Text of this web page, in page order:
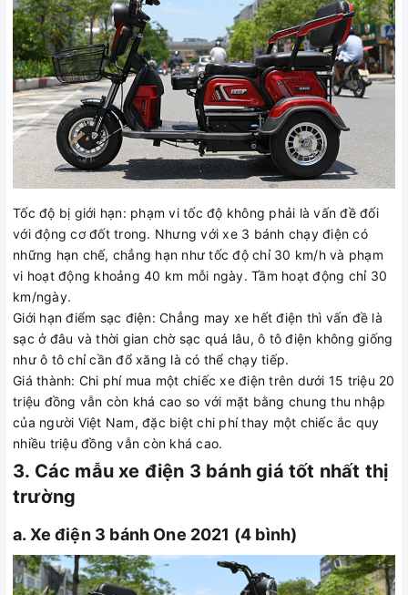
Tốc độ bị giới hạn: phạm vi tốc độ không phải là vấn đề đối
với động cơ đốt trong. Nhưng với xe 3 bánh chạy điện có
những hạn chế, chẳng hạn như tốc độ chỉ 30 km/h và phạm
vi hoạt động khoảng 40 km mỗi ngày. Tầm hoạt động chỉ 30
km/ngày.
Giới hạn điểm sạc điện: Chẳng may xe hết điện thì vấn đề là
sạc ở đâu và thời gian chờ sạc quá lâu, ô tô điện không giống
như ô tô chỉ cần đổ xăng là có thể chạy tiếp.
Giá thành: Chi phí mua một chiếc xe điện trên dưới 15 triệu 20
triệu đồng vẫn còn khá cao so với mặt bằng chung thu nhập
của người Việt Nam, đặc biệt chi phí thay một chiếc ắc quy
nhiều triệu đồng vẫn còn khá cao.
3. Các mẫu xe điện 3 bánh giá tốt nhất thị
trường
a. Xe điện 3 bánh One 2021 (4 bình)